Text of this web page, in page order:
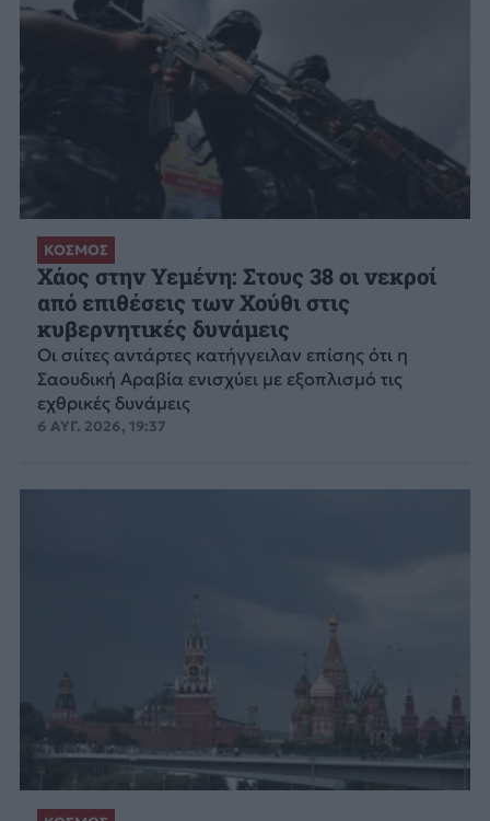
ΚΟΣΜΟΣ
Χάος στην Υεμένη: Στους 38 οι νεκροί
από επιθέσεις των Χούθι στις
κυβερνητικές δυνάμεις
Οι σιίτες αντάρτες κατήγγειλαν επίσης ότι η
Σαουδική Αραβία ενισχύει με εξοπλισμό τις
εχθρικές δυνάμεις
6 ΑΥΓ. 2026, 19:37